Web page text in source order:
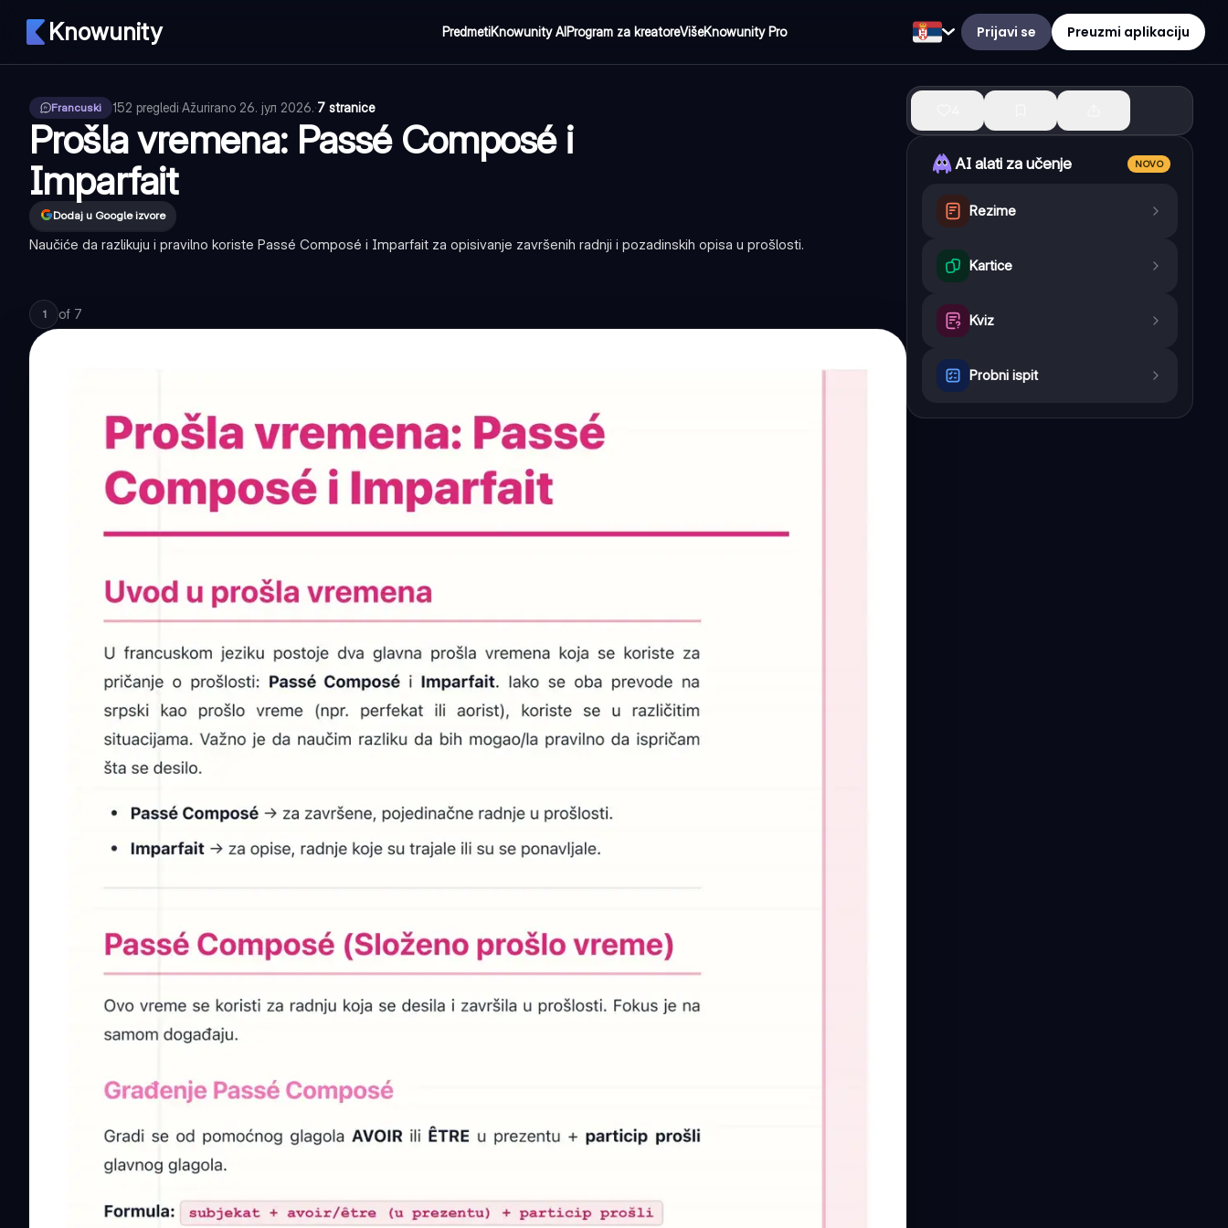
Knowunity PredmetiKnowunity AIProgram za kreatoreVišeKnowunity Pro Prijavi se Preuzmi aplikaciju
Francuski 152 pregledi·Ažurirano 26. јул 2026.·7 stranice
Prošla vremena: Passé Composé i
Imparfait
Dodaj u Google izvore
Naučiće da razlikuju i pravilno koriste Passé Composé i Imparfait za opisivanje završenih radnji i pozadinskih opisa u prošlosti.
1 of 7
AI alati za učenje NOVO
Rezime
Kartice
Kviz
Probni ispit